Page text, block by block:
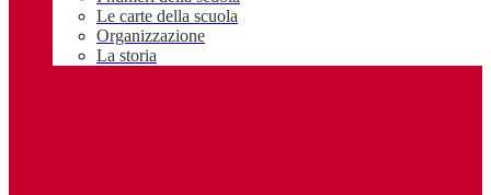
Le carte della scuola
Organizzazione
La storia